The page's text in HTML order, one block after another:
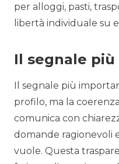
per alloggi, pasti,
libertà individuale su
Il segnale
Il segnale più
profilo, ma la
comunica con
domande ragionevoli
vuole. Questa